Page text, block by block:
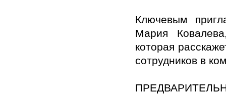
Ключевым
Мария
которая
сотрудников в